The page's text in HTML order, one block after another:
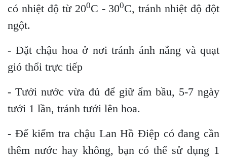
có nhiệt độ từ 200C - 300C, tránh nhiệt độ đột
ngột.
- Đặt chậu hoa ở nơi tránh ánh nắng và quạt
gió thổi trực tiếp
- Tưới nước vừa đủ để giữ ẩm bầu, 5-7 ngày
tưới 1 lần, tránh tưới lên hoa.
- Để kiểm tra chậu Lan Hồ Điệp có đang cần
thêm nước hay không, bạn có thể sử dụng 1